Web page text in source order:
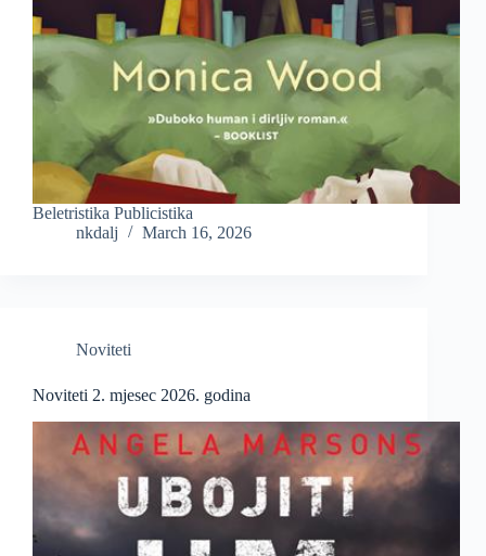
Beletristika Publicistika
nkdalj
March 16, 2026
Noviteti
Noviteti 2. mjesec 2026. godina